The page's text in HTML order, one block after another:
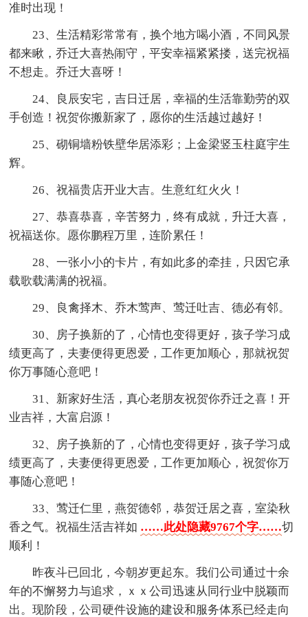
准时出现！
23、生活精彩常常有，换个地方喝小酒，不同风景
都来瞅，乔迁大喜热闹守，平安幸福紧紧搂，送完祝福
不想走。乔迁大喜呀！
24、良辰安宅，吉日迁居，幸福的生活靠勤劳的双
手创造！祝贺你搬新家了，愿你的生活越过越好！
25、砌铜墙粉铁壁华居添彩；上金梁竖玉柱庭宇生
辉。
26、祝福贵店开业大吉。生意红红火火！
27、恭喜恭喜，辛苦努力，终有成就，升迁大喜，
祝福送你。愿你鹏程万里，连阶累任！
28、一张小小的卡片，有如此多的牵挂，只因它承
载歌载满满的祝福。
29、良禽择木、乔木莺声、莺迁吐吉、德必有邻。
30、房子换新的了，心情也变得更好，孩子学习成
绩更高了，夫妻便得更恩爱，工作更加顺心，那就祝贺
你万事随心意吧！
31、新家好生活，真心老朋友祝贺你乔迁之喜！开
业吉祥，大富启源！
32、房子换新的了，心情也变得更好，孩子学习成
绩更高了，夫妻便得更恩爱，工作更加顺心，祝贺你万
事随心意吧！
33、莺迁仁里，燕贺德邻，恭贺迁居之喜，室染秋
香之气。祝福生活吉祥如 ……此处隐藏9767个字……切
顺利！
昨夜斗已回北，今朝岁更起东。我们公司通过十余
年的不懈努力与追求，ｘｘ公司迅速从同行业中脱颖而
出。现阶段，公司硬件设施的建设和服务体系已经走向